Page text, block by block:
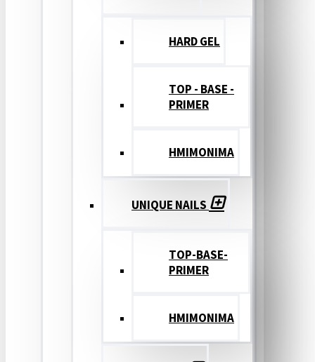
HARD GEL
TOP - BASE -
PRIMER
ΗΜΙΜΟΝΙΜΑ
UNIQUE NAILS
TOP-BASE-
PRIMER
ΗΜΙΜΟΝΙΜΑ